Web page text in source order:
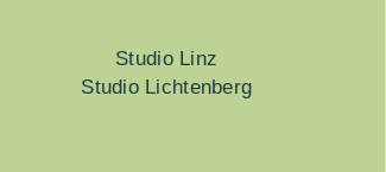
Studio Linz
Studio Lichtenberg